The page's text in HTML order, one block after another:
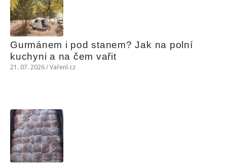
Gurmánem i pod stanem? Jak na polní
kuchyni a na čem vařit
21. 07. 2026 / Vaření.cz